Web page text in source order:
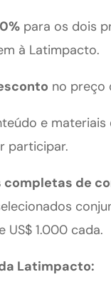
para os dois
à Latimpacto.
no preço
e
participar.
completas de
US$ 1.000 cada.
Latimpacto: